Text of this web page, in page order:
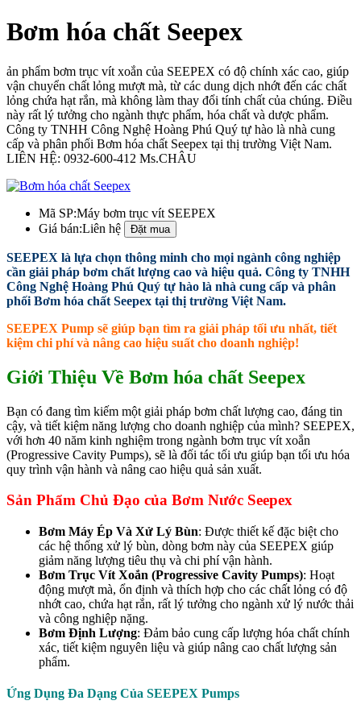
Bơm hóa chất Seepex
ản phẩm bơm trục vít xoắn của SEEPEX có độ chính xác cao, giúp
vận chuyển chất lỏng mượt mà, từ các dung dịch nhớt đến các chất
lỏng chứa hạt rắn, mà không làm thay đổi tính chất của chúng. Điều
này rất lý tưởng cho ngành thực phẩm, hóa chất và dược phẩm.
Công ty TNHH Công Nghệ Hoàng Phú Quý tự hào là nhà cung
cấp và phân phối Bơm hóa chất Seepex tại thị trường Việt Nam.
LIÊN HỆ: 0932-600-412 Ms.CHÂU
Mã SP:Máy bơm trục vít SEEPEX
Giá bán:Liên hệ
SEEPEX là lựa chọn thông minh cho mọi ngành công nghiệp
cần giải pháp bơm chất lượng cao và hiệu quả. Công ty TNHH
Công Nghệ Hoàng Phú Quý tự hào là nhà cung cấp và phân
phối Bơm hóa chất Seepex tại thị trường Việt Nam.
SEEPEX Pump sẽ giúp bạn tìm ra giải pháp tối ưu nhất, tiết
kiệm chi phí và nâng cao hiệu suất cho doanh nghiệp!
Giới Thiệu Về Bơm hóa chất Seepex
Bạn có đang tìm kiếm một giải pháp bơm chất lượng cao, đáng tin
cậy, và tiết kiệm năng lượng cho doanh nghiệp của mình? SEEPEX,
với hơn 40 năm kinh nghiệm trong ngành bơm trục vít xoắn
(Progressive Cavity Pumps), sẽ là đối tác tối ưu giúp bạn tối ưu hóa
quy trình vận hành và nâng cao hiệu quả sản xuất.
Sản Phẩm Chủ Đạo của Bơm Nước Seepex
Bơm Máy Ép Và Xử Lý Bùn: Được thiết kế đặc biệt cho
các hệ thống xử lý bùn, dòng bơm này của SEEPEX giúp
giảm năng lượng tiêu thụ và chi phí vận hành.
Bơm Trục Vít Xoắn (Progressive Cavity Pumps): Hoạt
động mượt mà, ổn định và thích hợp cho các chất lỏng có độ
nhớt cao, chứa hạt rắn, rất lý tưởng cho ngành xử lý nước thải
và công nghiệp nặng.
Bơm Định Lượng: Đảm bảo cung cấp lượng hóa chất chính
xác, tiết kiệm nguyên liệu và giúp nâng cao chất lượng sản
phẩm.
Ứng Dụng Đa Dạng Của SEEPEX Pumps